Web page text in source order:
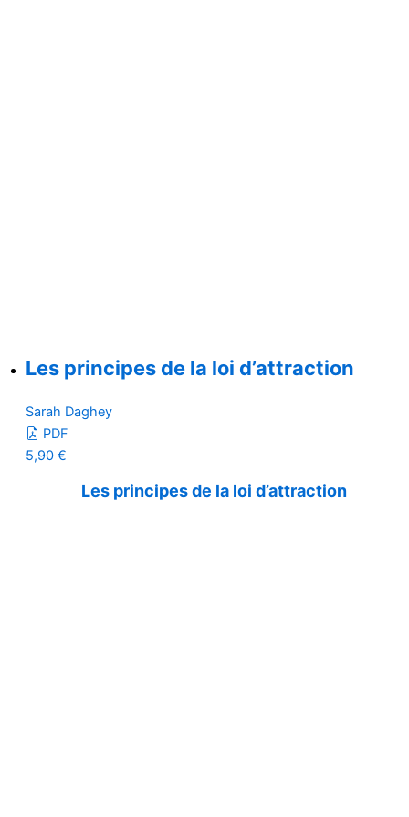
Les principes de la loi d’attraction
Sarah Daghey
PDF
5,90 €
Les principes de la loi d’attraction